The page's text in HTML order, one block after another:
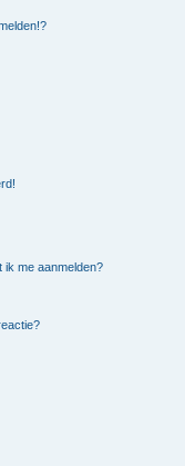
ik me aanmelden?